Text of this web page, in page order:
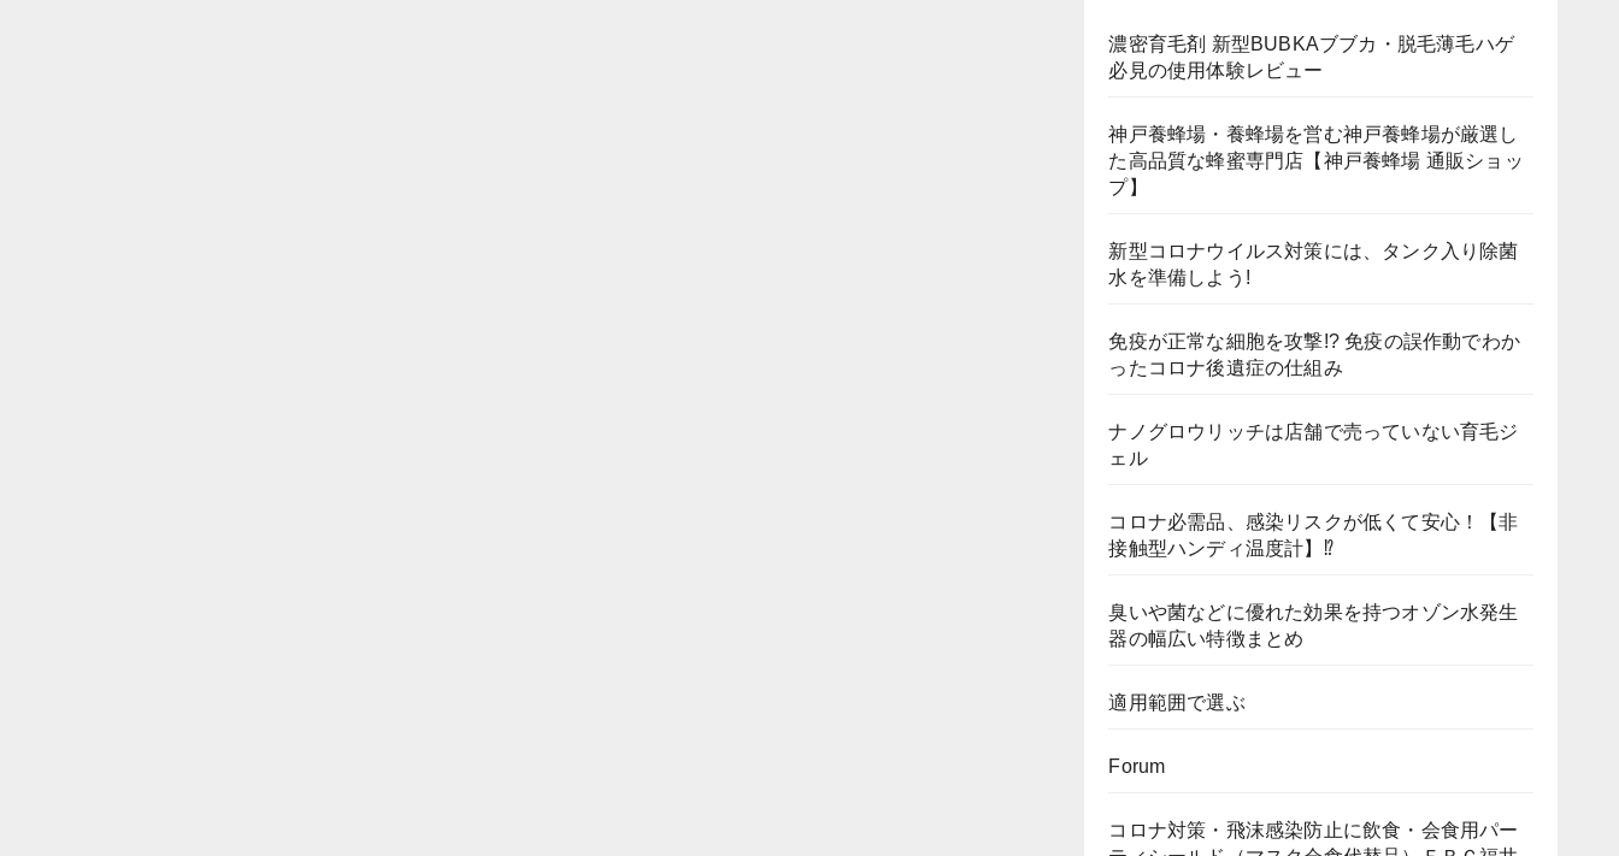
濃密育毛剤 新型BUBKAブブカ・脱毛薄毛ハゲ
必見の使用体験レビュー
神戸養蜂場・養蜂場を営む神戸養蜂場が厳選し
た高品質な蜂蜜専門店【神戸養蜂場 通販ショッ
プ】
新型コロナウイルス対策には、タンク入り除菌
水を準備しよう!
免疫が正常な細胞を攻撃!? 免疫の誤作動でわか
ったコロナ後遺症の仕組み
ナノグロウリッチは店舗で売っていない育毛ジ
ェル
コロナ必需品、感染リスクが低くて安心！【非
接触型ハンディ温度計】⁉
臭いや菌などに優れた効果を持つオゾン水発生
器の幅広い特徴まとめ
適用範囲で選ぶ
Forum
コロナ対策・飛沫感染防止に飲食・会食用パー